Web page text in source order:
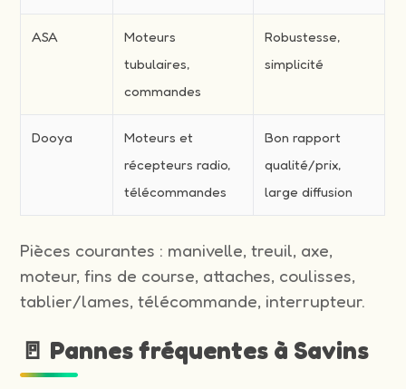
ASA
Moteurs
tubulaires,
commandes
Robustesse,
simplicité
Dooya
Moteurs et
récepteurs radio,
télécommandes
Bon rapport
qualité/prix,
large diffusion
Pièces courantes : manivelle, treuil, axe,
moteur, fins de course, attaches, coulisses,
tablier/lames, télécommande, interrupteur.
🚪 Pannes fréquentes à Savins